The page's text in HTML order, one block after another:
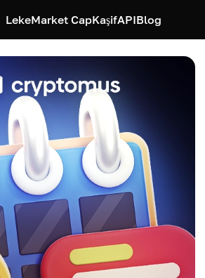
LekeMarket CapKaşifAPIBlog